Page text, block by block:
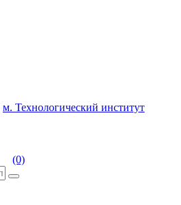
м. Технологический институт
(0)